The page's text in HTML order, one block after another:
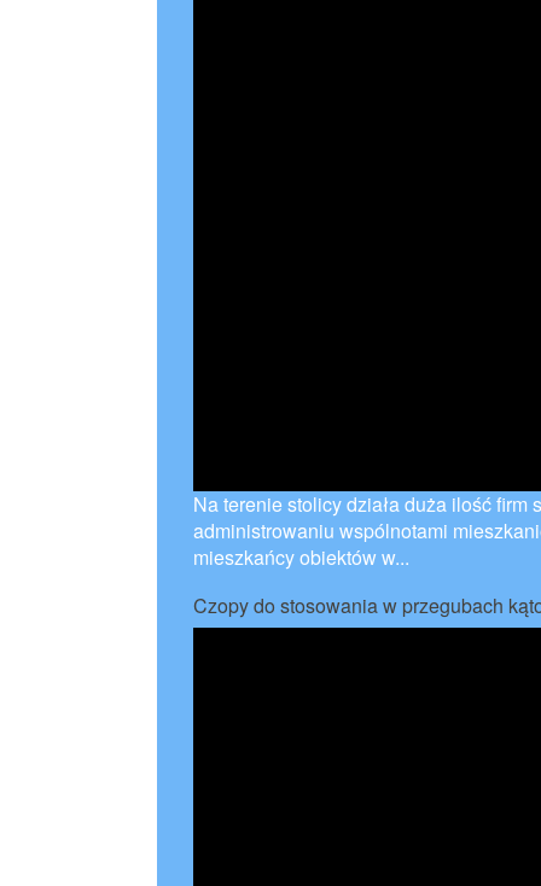
Na terenie stolicy działa duża ilość
administrowaniu wspólnotami
mieszkańcy obiektów w...
Czopy do stosowania w przegubach